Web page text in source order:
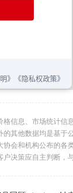
信息、市场统计信
其他数据均是基于
会和机构公布的各
决策应自主判断，